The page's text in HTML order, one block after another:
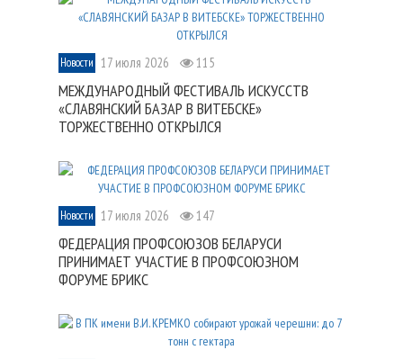
Новости 17 июля 2026 115
МЕЖДУНАРОДНЫЙ ФЕСТИВАЛЬ ИСКУССТВ
«СЛАВЯНСКИЙ БАЗАР В ВИТЕБСКЕ»
ТОРЖЕСТВЕННО ОТКРЫЛСЯ
Новости 17 июля 2026 147
ФЕДЕРАЦИЯ ПРОФСОЮЗОВ БЕЛАРУСИ
ПРИНИМАЕТ УЧАСТИЕ В ПРОФСОЮЗНОМ
ФОРУМЕ БРИКС